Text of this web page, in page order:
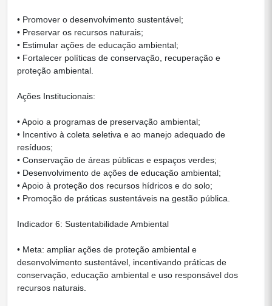
• Promover o desenvolvimento sustentável;
• Preservar os recursos naturais;
• Estimular ações de educação ambiental;
• Fortalecer políticas de conservação, recuperação e
proteção ambiental.
Ações Institucionais:
• Apoio a programas de preservação ambiental;
• Incentivo à coleta seletiva e ao manejo adequado de
resíduos;
• Conservação de áreas públicas e espaços verdes;
• Desenvolvimento de ações de educação ambiental;
• Apoio à proteção dos recursos hídricos e do solo;
• Promoção de práticas sustentáveis na gestão pública.
Indicador 6: Sustentabilidade Ambiental
• Meta: ampliar ações de proteção ambiental e
desenvolvimento sustentável, incentivando práticas de
conservação, educação ambiental e uso responsável dos
recursos naturais.